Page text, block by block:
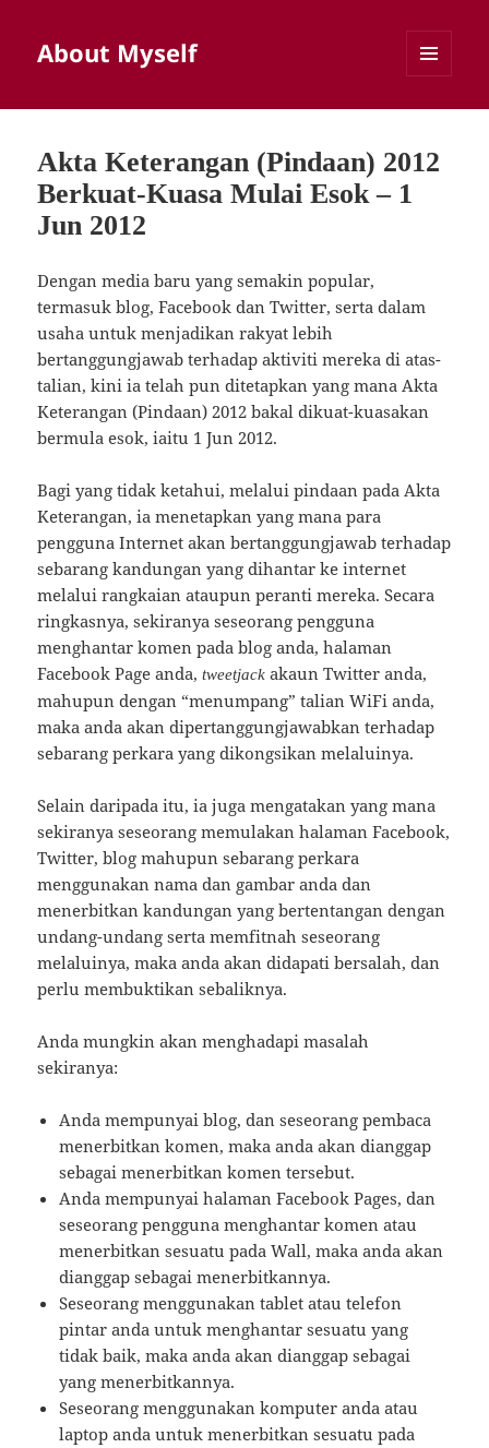
About Myself
Akta Keterangan (Pindaan) 2012
Berkuat-Kuasa Mulai Esok – 1
Jun 2012
Dengan media baru yang semakin popular,
termasuk blog, Facebook dan Twitter, serta dalam
usaha untuk menjadikan rakyat lebih
bertanggungjawab terhadap aktiviti mereka di atas-
talian, kini ia telah pun ditetapkan yang mana Akta
Keterangan (Pindaan) 2012 bakal dikuat-kuasakan
bermula esok, iaitu 1 Jun 2012.
Bagi yang tidak ketahui, melalui pindaan pada Akta
Keterangan, ia menetapkan yang mana para
pengguna Internet akan bertanggungjawab terhadap
sebarang kandungan yang dihantar ke internet
melalui rangkaian ataupun peranti mereka. Secara
ringkasnya, sekiranya seseorang pengguna
menghantar komen pada blog anda, halaman
Facebook Page anda,tweetjack akaun Twitter anda,
mahupun dengan “menumpang” talian WiFi anda,
maka anda akan dipertanggungjawabkan terhadap
sebarang perkara yang dikongsikan melaluinya.
Selain daripada itu, ia juga mengatakan yang mana
sekiranya seseorang memulakan halaman Facebook,
Twitter, blog mahupun sebarang perkara
menggunakan nama dan gambar anda dan
menerbitkan kandungan yang bertentangan dengan
undang-undang serta memfitnah seseorang
melaluinya, maka anda akan didapati bersalah, dan
perlu membuktikan sebaliknya.
Anda mungkin akan menghadapi masalah
sekiranya:
Anda mempunyai blog, dan seseorang pembaca
menerbitkan komen, maka anda akan dianggap
sebagai menerbitkan komen tersebut.
Anda mempunyai halaman Facebook Pages, dan
seseorang pengguna menghantar komen atau
menerbitkan sesuatu pada Wall, maka anda akan
dianggap sebagai menerbitkannya.
Seseorang menggunakan tablet atau telefon
pintar anda untuk menghantar sesuatu yang
tidak baik, maka anda akan dianggap sebagai
yang menerbitkannya.
Seseorang menggunakan komputer anda atau
laptop anda untuk menerbitkan sesuatu pada